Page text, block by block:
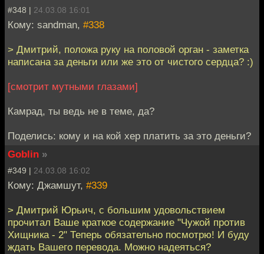
#348 | 24.03.08 16:01
Кому: sandman, #338
> Дмитрий, положа руку на половой орган - заметка
написана за деньги или же это от чистого сердца? :)
[смотрит мутными глазами]
Камрад, ты ведь не в теме, да?
Поделись: кому и на кой хер платить за это деньги?
Goblin »
#349 | 24.03.08 16:02
Кому: Джамшут, #339
> Дмитрий Юрьич, с большим удовольствием
прочитал Ваше краткое содержание "Чужой против
Хищника - 2" Теперь обязательно посмотрю! И буду
ждать Вашего перевода. Можно надеяться?